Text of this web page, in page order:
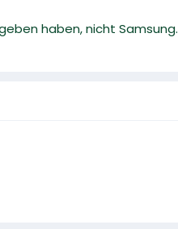
haben, nicht Samsung.